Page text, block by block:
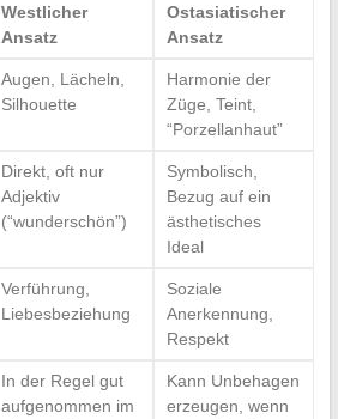
Westlicher
Ansatz
Ostasiatischer
Ansatz
Augen, Lächeln,
Silhouette
Harmonie der
Züge, Teint,
“Porzellanhaut”
Direkt, oft nur
Adjektiv
(“wunderschön”)
Symbolisch,
Bezug auf ein
ästhetisches
Ideal
Verführung,
Liebesbeziehung
Soziale
Anerkennung,
Respekt
In der Regel gut
aufgenommen im
Kann Unbehagen
erzeugen, wenn